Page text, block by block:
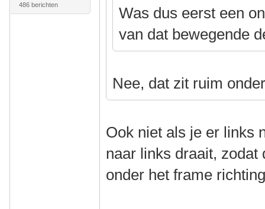
486 berichten
Was dus eerst een
van dat bewegende
Nee, dat zit ruim
Ook niet als je er links
naar links draait, zodat
onder het frame